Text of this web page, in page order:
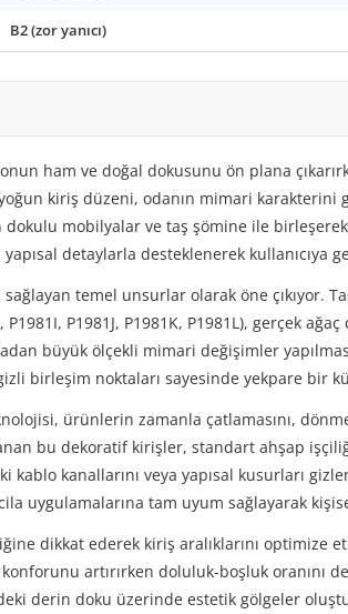
B2 (zor yanıcı)
ham ve doğal dokusunu ön plana
kiriş düzeni, odanın mimari
mobilyalar ve taş şömine ile
detaylarla desteklenerek kullanıcıya
temel unsurlar olarak öne çıkıyor.
P1981I, P1981J, P1981K, P1981L), gerçek
büyük ölçekli mimari değişimler
birleşim noktaları sayesinde yekpare bir
ürünlerin zamanla çatlamasını,
bu dekoratif kirişler, standart ahşap
kablo kanallarını veya yapısal kusurları
uygulamalarına tam uyum sağlayarak
dikkat ederek kiriş aralıklarını optimize
artırırken doluluk-boşluk oranını
derin doku üzerinde estetik gölgeler